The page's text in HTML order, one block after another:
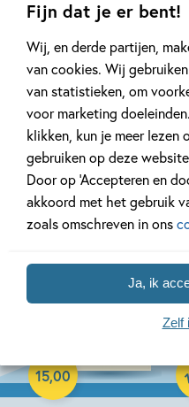
Fijn dat je er bent!
Wij, en derde partijen,
van cookies. Wij
van statistieken, om
voor marketing
klikken, kun je meer lezen
gebruiken op deze
Door op ‘Accepteren en
akkoord met het gebruik
zoals omschreven in ons
Ja, ik
Zelf
Cadeauboeken
15,00
Hardcover